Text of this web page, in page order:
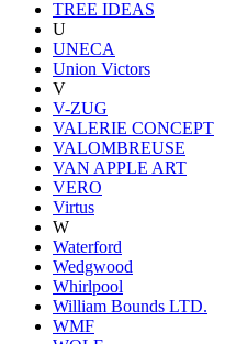
TREE IDEAS
U
UNECA
Union Victors
V
V-ZUG
VALERIE CONCEPT
VALOMBREUSE
VAN APPLE ART
VERO
Virtus
W
Waterford
Wedgwood
Whirlpool
William Bounds LTD.
WMF